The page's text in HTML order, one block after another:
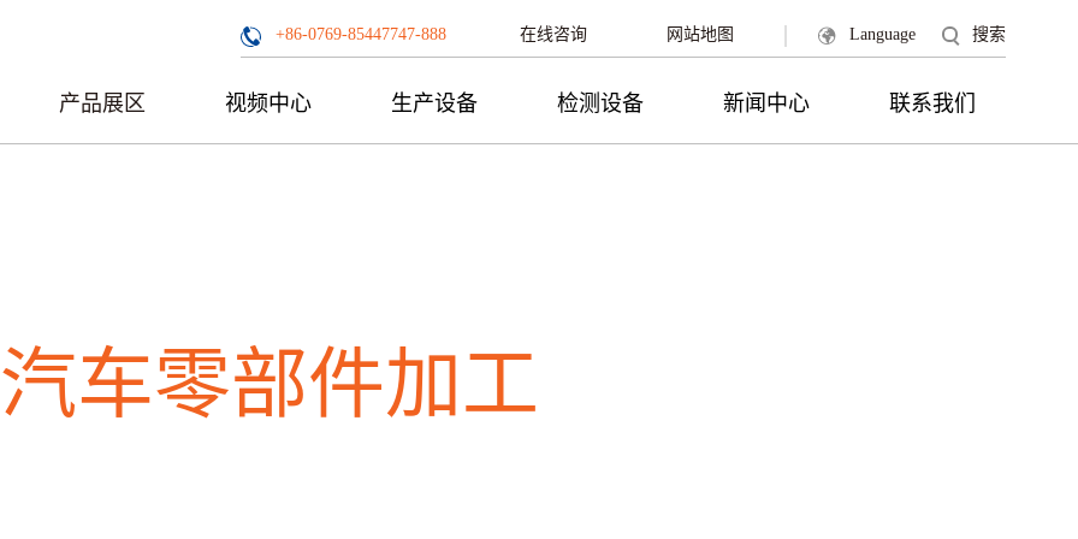
+86-0769-85447747-888 在线咨询 网站地图 | Language 搜索
产品展区 视频中心 生产设备 检测设备 新闻中心 联系我们
汽车零部件加工